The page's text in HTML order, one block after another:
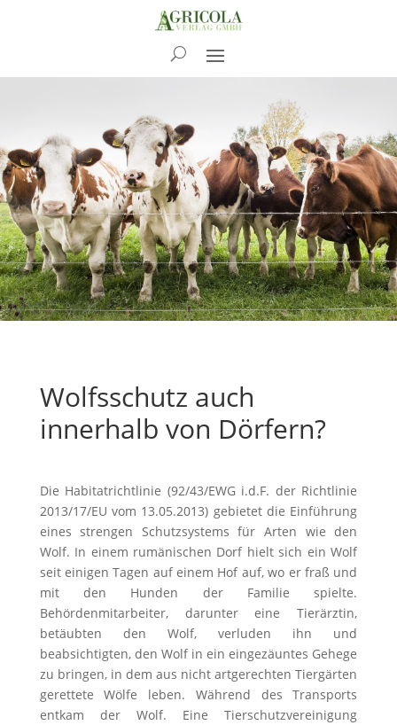
News
Wolfsschutz auch
innerhalb von Dörfern?
Die Habitatrichtlinie (92/43/EWG i.d.F. der Richtlinie
2013/17/EU vom 13.05.2013) gebietet die Einführung
eines strengen Schutzsystems für Arten wie den
Wolf. In einem rumänischen Dorf hielt sich ein Wolf
seit einigen Tagen auf einem Hof auf, wo er fraß und
mit den Hunden der Familie spielte.
Behördenmitarbeiter, darunter eine Tierärztin,
betäubten den Wolf, verluden ihn und
beabsichtigten, den Wolf in ein eingezäuntes Gehege
zu bringen, in dem aus nicht artgerechten Tiergärten
gerettete Wölfe leben. Während des Transports
entkam der Wolf. Eine Tierschutzvereinigung